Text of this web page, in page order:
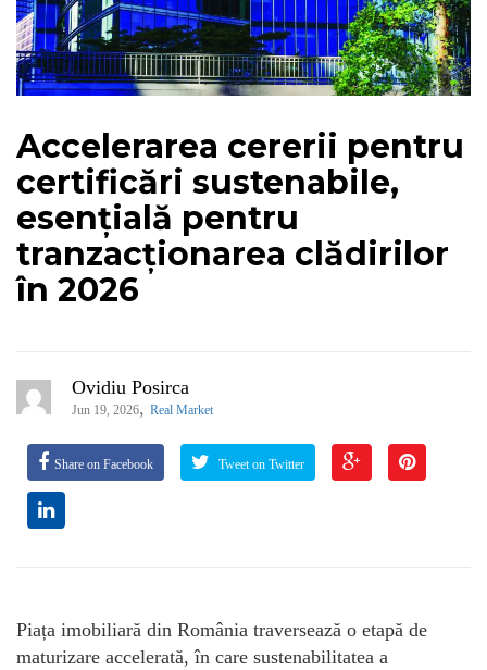
Accelerarea cererii pentru
certificări sustenabile,
esențială pentru
tranzacționarea clădirilor
în 2026
Ovidiu Posirca
Jun 19, 2026, Real Market
Share on Facebook Tweet on Twitter
Piața imobiliară din România traversează o etapă de
maturizare accelerată, în care sustenabilitatea a